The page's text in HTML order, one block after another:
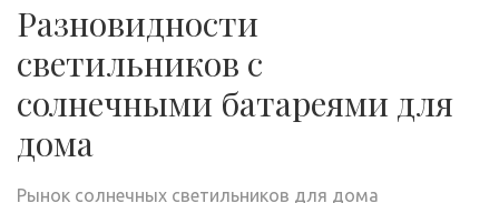
Разновидности
светильников с
солнечными батареями для
дома
Рынок солнечных светильников для дома